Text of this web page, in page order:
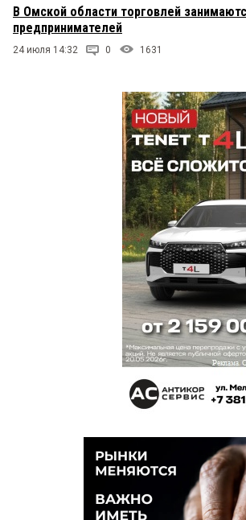
В Омской области торговлей
предпринимателей
24 июля 14:32 0 1631